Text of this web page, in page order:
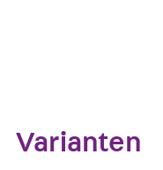
Varianten